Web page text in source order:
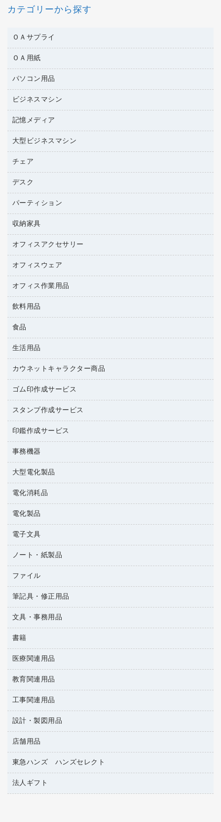
カテゴリーから探す
ＯＡサプライ
互換インクカートリッジ
ワープロリボン
リサイクルトナー（リターン方式）
リサイクルトナー（プール方式）
リサイクルインクカートリッジ
ファクシミリトナー
トナーカートリッジ
コピートナー
ＯＡ用紙
名刺用紙
帳票用紙／フォーム用紙
ワープロ用紙
ラベル用紙
プロッター用紙
ハガキ用紙
その他コピー用紙・プリンタ用紙
コピー用紙
パソコン用品
パソコン周辺機器
各種ケーブル
マウスパッド
マウス
パソコンバッグ／収納用品
ネットワーク／ＬＡＮ機器
ネットワーク／ＬＡＮアクセサリー
セキュリティ用品
ＵＳＢハブ／ＵＳＢアクセサリー
ＯＡフィルター
ＯＡクリーナー／エアダスター
ＬＡＮケーブル
ＨＤＤ／ＳＳＤ
ディスプレイモニター
ビジネスマシン
電話機
レーザープリンタ／複合機
メモリーカード
プロジェクタ
ファクシミリ
デジタルカメラ
スキャナー
コピー機
記憶メディア
ブルーレイディスク
ＣＤ－ＲＷ
ＣＤ－Ｒ
メディア収納用品
大型ビジネスマシン
プリンタ
チェア
応接イス・ベンチ
オフィスチェア
デスク
ミーティングテーブル
デスク
カウンター
パーティション
ホワイトボード・黒板
収納家具
保管庫・書庫
ロッカー・下駄箱
その他収納
オフィスアクセサリー
オフィスアクセサリー
オフィスウェア
医療・介護・ワーキングウェア
ブラウス・シャツ
アウター
オフィス作業用品
養生用品
防災用品
防災用備蓄食品・飲料
台車・脚立
倉庫収納用品
作業用雑貨
梱包用品
梱包用テープ
園芸用品
ペット用品
飲料用品
緑茶飲料
茶葉・インスタント
紅茶・バラエティ飲料
レギュラーコーヒー
ミルク・シュガー
ソフトドリンク
コーヒーメーカー・備品
インスタントコーヒー
食品
食品
菓子
生活用品
浴室用品
台所用洗剤
掃除用品
掃除用洗剤
洗濯用品
消臭・芳香剤
殺虫剤
飲食用消耗品
ハンドソープ・石鹸
トイレ用品
トイレ用洗剤
ティッシュペーパー
ダストボックス
タオル・アメニティ用品
スリッパ・サンダル・シューズ
スポーツ・レジャー用品
ゴミ袋
キッチン用品
カウネットキャラクター商品
カウネットキャラクター商品
ゴム印作成サービス
ゴム印作成サービス
ゴム印（一行印）作成サービス
ゴム印（フリーサイズ印）作成サービス
スタンプ作成サービス
シヤチハタスタンプ作成サービス
カウネットスタンプ作成サービス
印鑑作成サービス
印鑑作成サービス
事務機器
大型シュレッダー（共配）
レーザーポインター
ラミネートフィルム
ラミネータ
タイムレコーダー
シュレッダ
ＯＨＰ用品
大型電化製品
冷蔵庫・キッチン・調理家電
テレビ・ＡＶ機器
電化消耗品
電球・蛍光灯
乾電池・充電池
フィルム・カメラ用品
デスクライト
アルバム
懐中電灯・ライト
電化製品
掃除機・クリーナー
空調・季節家電
その他電化製品
キッチン・調理家電
ＯＡタップ／延長コード
電子文具
電卓
ラベルテープ
その他電子文具
ノート・紙製品
封筒
粘着メモ
伝票
典礼用品
帳簿
額縁
各種用紙
ルーズリーフ
ファイル
名刺整理用品
板目表紙・綴込表紙
背幅が伸びるファイル
統一伝票用ファイル
収納保存用品
レターファイル
リングファイル
プレゼン用ファイル
ファイルボックス
パイプ式ファイル
その他ファイル
筆記具・修正用品
万年筆
筆ペン
消しゴム
修正液・修正ペン
修正テープ
鉛筆
マーキングペン（油性）
マーキングペン（水性）
ボールペン（油性）
文具・事務用品
輪ゴム
両面テープ
名札
保管・整理用品
壁面／足元収納
備品／小物ケース
透明テープ 事務用
電話台
書籍
雑誌
パソコンソフト
医療関連用品
保健用品
使い捨て手袋
感染症対策用品
介護用品
医療関連用品
教育関連用品
教育関連用品
工事関連用品
工事関連用品
屋外用品
設計・製図用品
設計・製図用品
店舗用品
店舗運営用品
陳列什器
紙手提げ袋
東急ハンズ ハンズセレクト
東急ハンズ
法人ギフト